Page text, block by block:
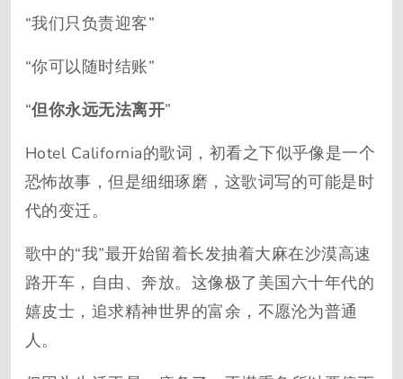
“我们只负责迎客”
“你可以随时结账”
“但你永远无法离开”
Hotel California的歌词，初看之下似乎像是一个
恐怖故事，但是细细琢磨，这歌词写的可能是时
代的变迁。
歌中的“我”最开始留着长发抽着大麻在沙漠高速
路开车，自由、奔放。这像极了美国六十年代的
嬉皮士，追求精神世界的富余，不愿沦为普通
人。